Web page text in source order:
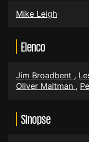
Mike Leigh
Elenco
Jim Broadbent ,
Oliver Maltman ,
Sinopse